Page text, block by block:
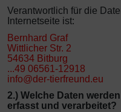
Verantwortlich für die
Internetseite ist:
Bernhard Graf
Wittlicher Str. 2
54634 Bitburg
...49 06561-12918
info@der-tierfreund.eu
2.) Welche Daten
erfasst und verarbeitet?